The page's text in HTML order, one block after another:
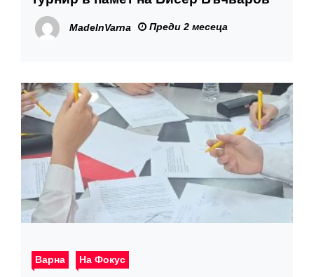
MadeInVarna Преди 2 месеца
Варна На Фокус